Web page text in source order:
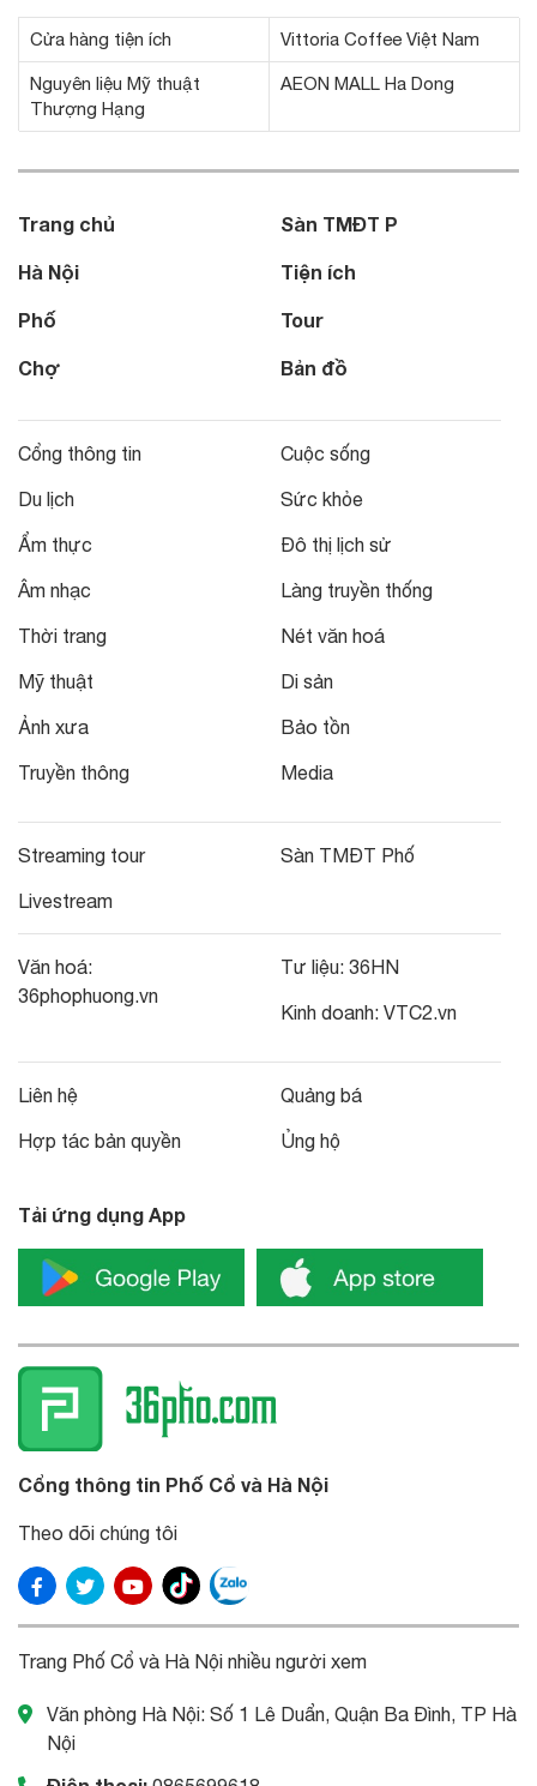
Cửa hàng tiện ích Vittoria Coffee Việt Nam
Nguyên liệu Mỹ thuật
Thượng Hạng
AEON MALL Ha Dong
Trang chủ
Hà Nội
Phố
Chợ
Sàn TMĐT P
Tiện ích
Tour
Bản đồ
Cổng thông tin
Du lịch
Ẩm thực
Âm nhạc
Thời trang
Mỹ thuật
Ảnh xưa
Truyền thông
Cuộc sống
Sức khỏe
Đô thị lịch sử
Làng truyền thống
Nét văn hoá
Di sản
Bảo tồn
Media
Streaming tour
Livestream
Sàn TMĐT Phố
Văn hoá:
36phophuong.vn
Tư liệu: 36HN
Kinh doanh: VTC2.vn
Liên hệ
Hợp tác bản quyền
Quảng bá
Ủng hộ
Tải ứng dụng App
Cổng thông tin Phố Cổ và Hà Nội
Theo dõi chúng tôi
Trang Phố Cổ và Hà Nội nhiều người xem
Văn phòng Hà Nội: Số 1 Lê Duẩn, Quận Ba Đình, TP Hà
Nội